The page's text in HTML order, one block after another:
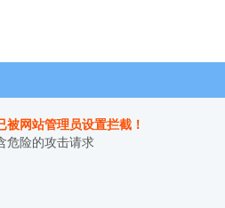
网站管理员设置拦截！
危险的攻击请求